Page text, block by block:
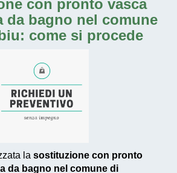
con pronto vasca
da bagno nel comune
come si procede
la sostituzione con pronto
da bagno nel comune di